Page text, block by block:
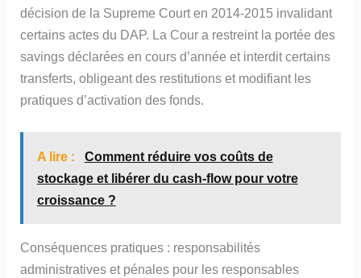
décision de la Supreme Court en 2014‑2015 invalidant
certains actes du DAP. La Cour a restreint la portée des
savings déclarées en cours d’année et interdit certains
transferts, obligeant des restitutions et modifiant les
pratiques d’activation des fonds.
A lire :
Comment réduire vos coûts de
stockage et libérer du cash-flow pour votre
croissance ?
Conséquences pratiques : responsabilités
administratives et pénales pour les responsables